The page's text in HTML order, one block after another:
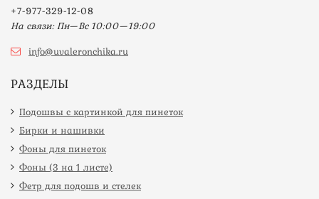
+7-977-329-12-08
На связи: Пн—Вс 10:00—19:00
info@uvaleronchika.ru
РАЗДЕЛЫ
Подошвы с картинкой для пинеток
Бирки и нашивки
Фоны для пинеток
Фоны (3 на 1 листе)
Фетр для подошв и стелек